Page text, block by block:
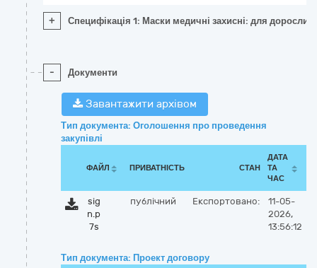
+ Специфікація 1: Маски медичні захисні: для
- Документи
Завантажити архівом
Тип документа: Оголошення про проведення
закупівлі
ФАЙЛ ПРИВАТНІСТЬ СТАН
ДАТА
ТА
ЧАС
sig
n.p
7s
публічний Експортовано:
11-05-
2026,
13:56:12
Тип документа: Проект договору